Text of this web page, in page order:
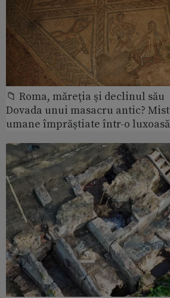
📁 Roma, măreţia şi declinul său
Dovada unui masacru antic?
umane împrăștiate într-o